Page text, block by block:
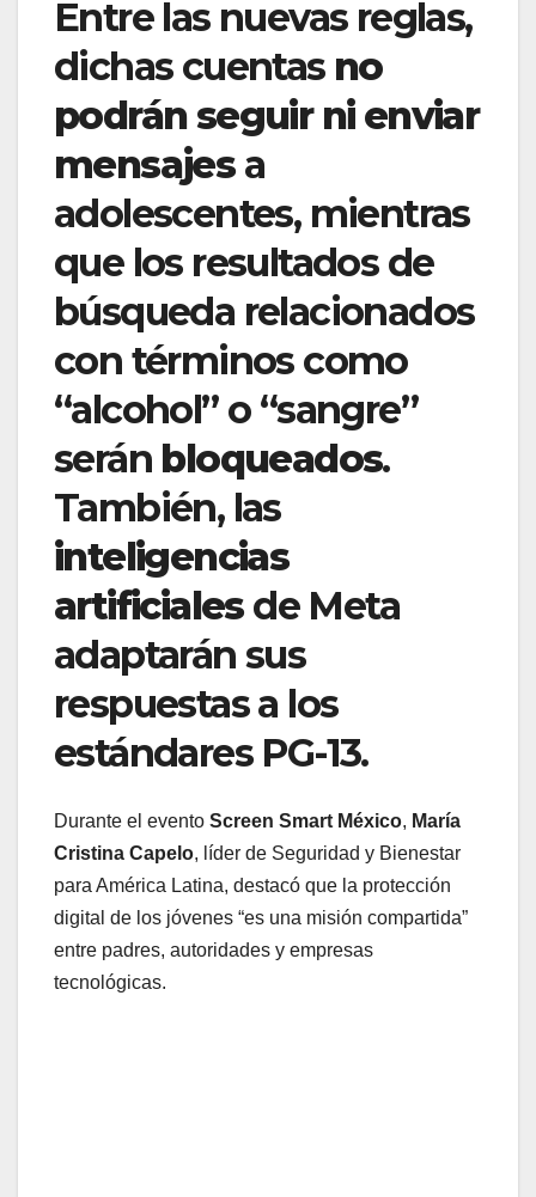
Entre las nuevas reglas,
dichas cuentas no
podrán seguir ni enviar
mensajesa
adolescentes, mientras
que los resultados de
búsqueda relacionados
con términos como
“alcohol” o “sangre”
serán bloqueados.
También, las
inteligencias
artificialesde Meta
adaptarán sus
respuestas a los
estándares PG-13.
Durante el evento Screen Smart México, María
Cristina Capelo, líder de Seguridad y Bienestar
para América Latina, destacó que la protección
digital de los jóvenes “es una misión compartida”
entre padres, autoridades y empresas
tecnológicas.